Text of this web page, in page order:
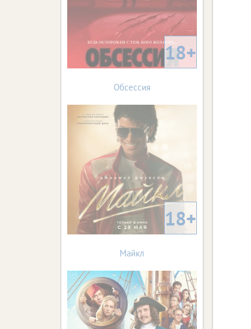
18+
Обсессия
18+
Майкл